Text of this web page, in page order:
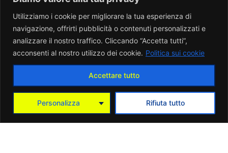
Utilizziamo i cookie per migliorare la tua esperienza di
navigazione, offrirti pubblicità o contenuti personalizzati e
analizzare il nostro traffico. Cliccando “Accetta tutti”,
acconsenti al nostro utilizzo dei cookie. Politica sui cookie
Personalizza Rifiuta tutto
Accettare tutto